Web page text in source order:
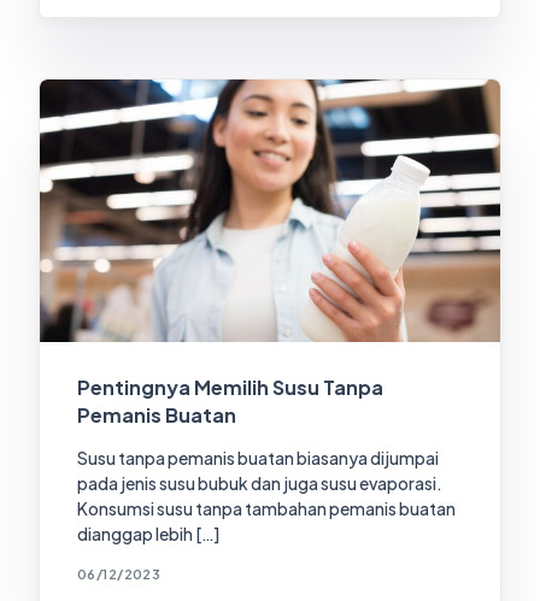
Pentingnya Memilih Susu Tanpa
Pemanis Buatan
Susu tanpa pemanis buatan biasanya dijumpai
pada jenis susu bubuk dan juga susu evaporasi.
Konsumsi susu tanpa tambahan pemanis buatan
dianggap lebih […]
06/12/2023